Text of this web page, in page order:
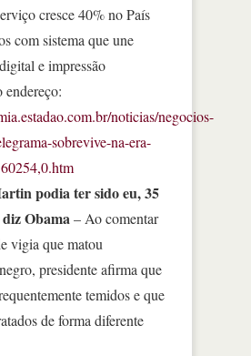
cresce 40% no País
com sistema que une
e impressão
endereço:
noticias/negocios-
sobrevive-na-era-
podia ter sido eu, 35
diz Obama– Ao comentar
vigia que matou
presidente afirma que
temidos e que
de forma diferente